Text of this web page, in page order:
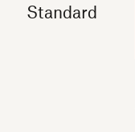
Standard